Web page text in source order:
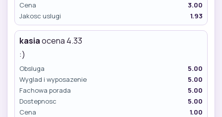
Cena
3.00
Jakosc uslugi
1.93
kasiaocena 4.33
:)
Obsluga
5.00
Wyglad i wyposazenie
5.00
Fachowa porada
5.00
Dostepnosc
5.00
Cena
1.00